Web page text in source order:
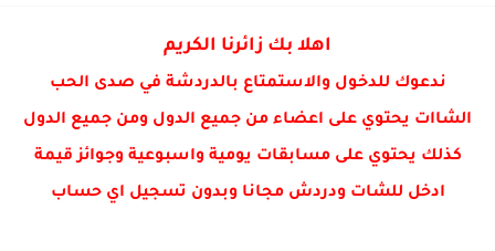
اهلا بك زائرنا الكريم
ندعوك للدخول والاستمتاع بالدردشة في صدى الحب
الشاات يحتوي على اعضاء من جميع الدول ومن جميع الدول
كذلك يحتوي على مسابقات يومية واسبوعية وجوائز قيمة
ادخل للشات ودردش مجانا وبدون تسجيل اي حساب